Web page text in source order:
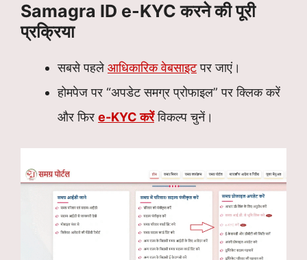
Samagra ID e-KYC करने की पूरी
प्रक्रिया
सबसे पहले आधिकारिक वेबसाइटपर जाएं।
होमपेज पर “अपडेट समग्र प्रोफाइल” पर क्लिक करें
और फिर e-KYC करेंविकल्प चुनें।